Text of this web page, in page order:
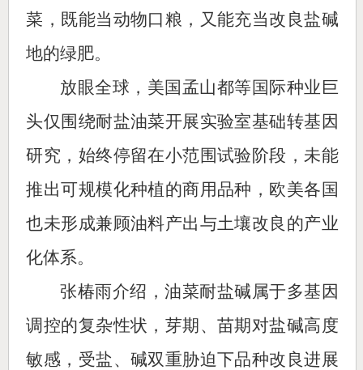
菜，既能当动物口粮，又能充当改良盐碱
地的绿肥。
放眼全球，美国孟山都等国际种业巨
头仅围绕耐盐油菜开展实验室基础转基因
研究，始终停留在小范围试验阶段，未能
推出可规模化种植的商用品种，欧美各国
也未形成兼顾油料产出与土壤改良的产业
化体系。
张椿雨介绍，油菜耐盐碱属于多基因
调控的复杂性状，芽期、苗期对盐碱高度
敏感，受盐、碱双重胁迫下品种改良进展